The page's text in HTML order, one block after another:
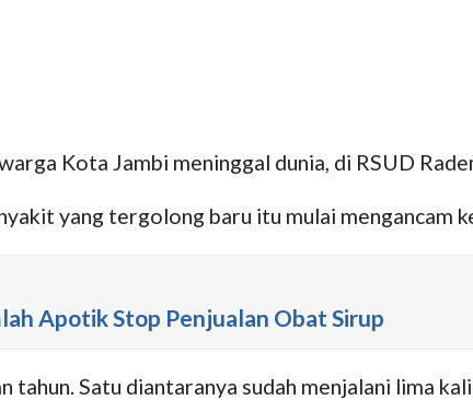
Kota Jambi meninggal dunia, di RSUD
yang tergolong baru itu mulai mengancam
Apotik Stop Penjualan Obat Sirup
Satu diantaranya sudah menjalani lima